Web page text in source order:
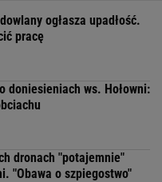
ogłasza upadłość.
pracę
doniesieniach ws. Hołowni:
dronach "potajemnie"
"Obawa o szpiegostwo"